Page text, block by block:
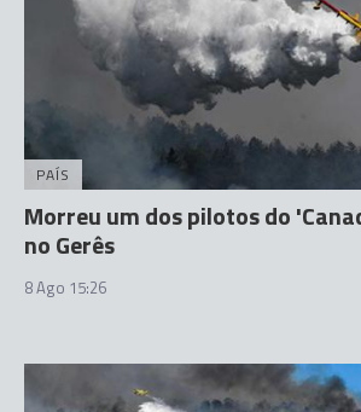
PAÍS
Morreu um dos pilotos do
no Gerês
8 Ago 15:26